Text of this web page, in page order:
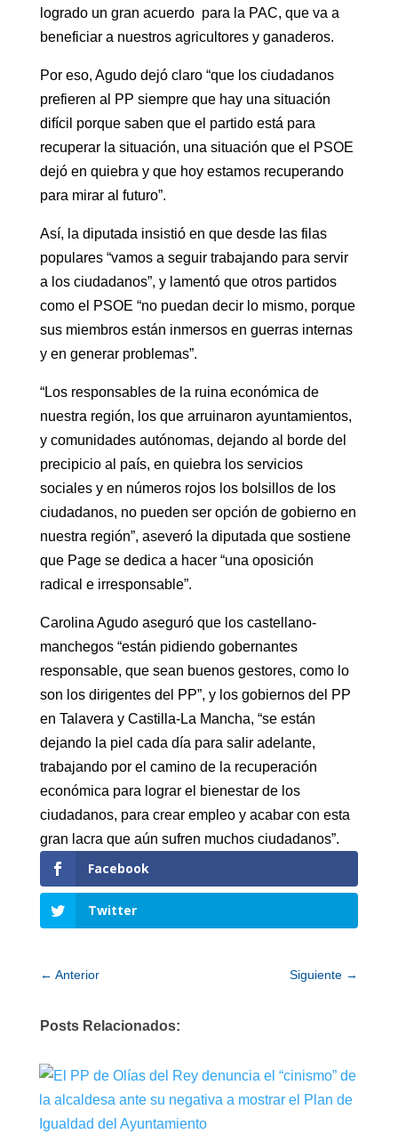
logrado un gran acuerdo para la PAC, que va a
beneficiar a nuestros agricultores y ganaderos.
Por eso, Agudo dejó claro “que los ciudadanos
prefieren al PP siempre que hay una situación
difícil porque saben que el partido está para
recuperar la situación, una situación que el PSOE
dejó en quiebra y que hoy estamos recuperando
para mirar al futuro”.
Así, la diputada insistió en que desde las filas
populares “vamos a seguir trabajando para servir
a los ciudadanos”, y lamentó que otros partidos
como el PSOE “no puedan decir lo mismo, porque
sus miembros están inmersos en guerras internas
y en generar problemas”.
“Los responsables de la ruina económica de
nuestra región, los que arruinaron ayuntamientos,
y comunidades autónomas, dejando al borde del
precipicio al país, en quiebra los servicios
sociales y en números rojos los bolsillos de los
ciudadanos, no pueden ser opción de gobierno en
nuestra región”, aseveró la diputada que sostiene
que Page se dedica a hacer “una oposición
radical e irresponsable”.
Carolina Agudo aseguró que los castellano-
manchegos “están pidiendo gobernantes
responsable, que sean buenos gestores, como lo
son los dirigentes del PP”, y los gobiernos del PP
en Talavera y Castilla-La Mancha, “se están
dejando la piel cada día para salir adelante,
trabajando por el camino de la recuperación
económica para lograr el bienestar de los
ciudadanos, para crear empleo y acabar con esta
gran lacra que aún sufren muchos ciudadanos”.
Facebook
Twitter
← Anterior Siguiente →
Posts Relacionados: